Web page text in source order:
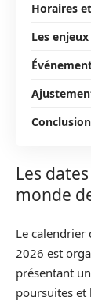
Horaires
Les
Les
monde
Le calendrier
2026 est
présentant
poursuites et